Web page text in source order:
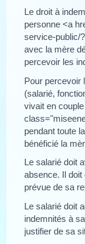
Le droit à
personne <a
service-public/
avec la mère
percevoir les
Pour percevoir
(salarié,
vivait en
pendant toute
bénéficié la
Le salarié doit
absence. Il
prévue de sa
Le salarié doit
indemnités à
justifier de sa